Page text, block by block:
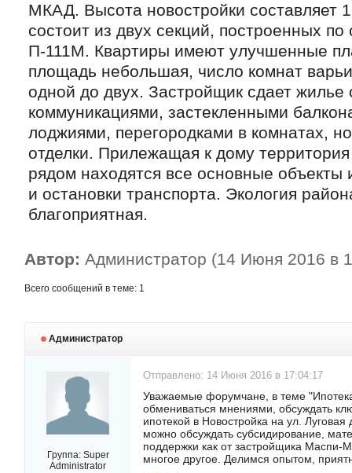
МКАД. Высота новостройки составляет
состоит из двух секций, построенных по
П-111М. Квартиры имеют улучшенные
площадь небольшая, число комнат
одной до двух. Застройщик сдает
коммуникациями, застекленными
лоджиями, перегородками в комнатах,
отделки. Прилежащая к дому территория
рядом находятся все основные объекты
и остановки транспорта. Экология
благоприятная.
Автор: Администратор (14 Июня 2016 в
Всего сообщений в теме: 1
Администратор
Группа: Super
Administrator
Отправлено: 14 Июня 2016 в 17:04:17
Уважаемые форумчане, в теме
обмениваться мнениями, обсуждать
ипотекой в Новостройка на ул.
можно обсуждать субсидирование,
поддержки как от застройщика Маспи-
многое другое. Делимся опытом,